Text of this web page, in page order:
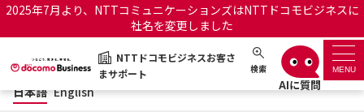
2025年7月より、NTTコミュニケーションズはNTTドコモビジネスに
社名を変更しました
NTTドコモビジネスお客さ
まサポート
検索 MENU
NTTドコモビジネスお客さまサポート 日本語 English
サポートトップ
日本語 English